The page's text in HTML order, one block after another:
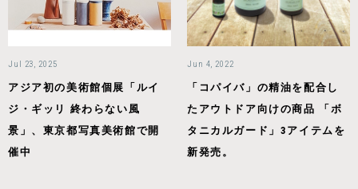
Jul 23, 2025
アジア初の美術館個展「ルイ
ジ・ギッリ 終わらない風
景」、東京都写真美術館で開
催中
Jun 4, 2022
「コパイバ」の精油を配合し
たアウトドア向けの商品 「ボ
タニカルガード」3アイテムを
新発売。